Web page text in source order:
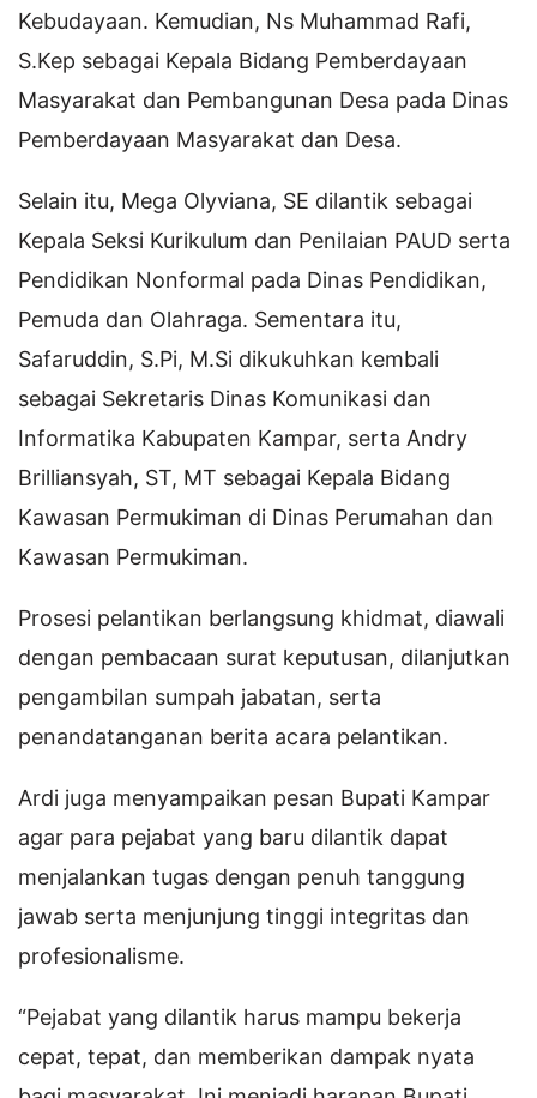
Kebudayaan. Kemudian, Ns Muhammad Rafi,
S.Kep sebagai Kepala Bidang Pemberdayaan
Masyarakat dan Pembangunan Desa pada Dinas
Pemberdayaan Masyarakat dan Desa.
Selain itu, Mega Olyviana, SE dilantik sebagai
Kepala Seksi Kurikulum dan Penilaian PAUD serta
Pendidikan Nonformal pada Dinas Pendidikan,
Pemuda dan Olahraga. Sementara itu,
Safaruddin, S.Pi, M.Si dikukuhkan kembali
sebagai Sekretaris Dinas Komunikasi dan
Informatika Kabupaten Kampar, serta Andry
Brilliansyah, ST, MT sebagai Kepala Bidang
Kawasan Permukiman di Dinas Perumahan dan
Kawasan Permukiman.
Prosesi pelantikan berlangsung khidmat, diawali
dengan pembacaan surat keputusan, dilanjutkan
pengambilan sumpah jabatan, serta
penandatanganan berita acara pelantikan.
Ardi juga menyampaikan pesan Bupati Kampar
agar para pejabat yang baru dilantik dapat
menjalankan tugas dengan penuh tanggung
jawab serta menjunjung tinggi integritas dan
profesionalisme.
“Pejabat yang dilantik harus mampu bekerja
cepat, tepat, dan memberikan dampak nyata